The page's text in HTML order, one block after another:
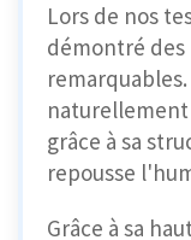
Lors de nos
démontré
grâce à sa
repousse
Grâce à sa